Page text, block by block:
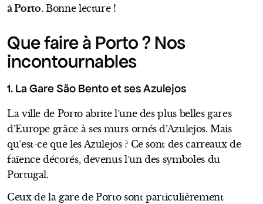
à Porto. Bonne lecture !
Que faire à Porto ? Nos
incontournables
1. La Gare São Bento et ses Azulejos
La ville de Porto abrite l’une des plus belles gares
d’Europe grâce à ses murs ornés d’Azulejos. Mais
qu’est-ce que les Azulejos ? Ce sont des carreaux de
faïence décorés, devenus l’un des symboles du
Portugal.
Ceux de la gare de Porto sont particulièrement